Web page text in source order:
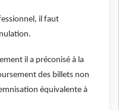
il faut
il a préconisé à la
des billets non
équivalente à